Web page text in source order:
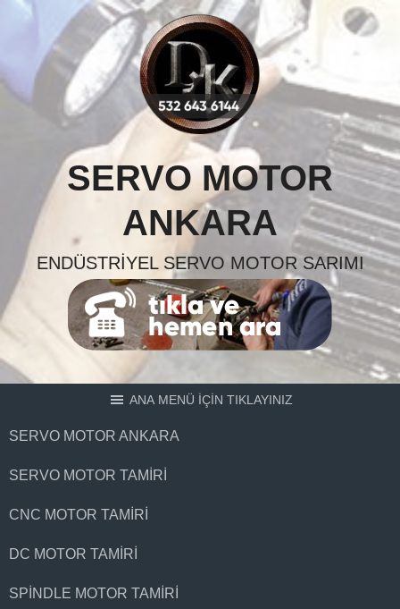
Skip
content
SERVO MOTOR
ANKARA
ENDÜSTRIYEL SERVO MOTOR SARIMI
ANA MENÜ İÇİN TIKLAYINIZ
SERVO MOTOR ANKARA
SERVO MOTOR TAMIRI
CNC MOTOR TAMIRI
DC MOTOR TAMIRI
SPINDLE MOTOR TAMIRI